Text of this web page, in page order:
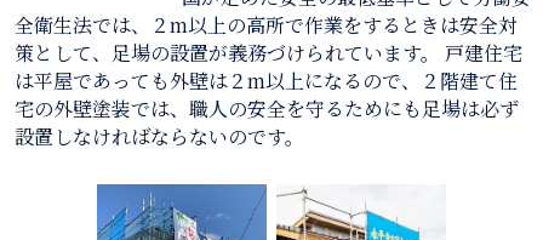
全衛生法では、２m以上の高所で作業をするときは安全対
策として、足場の設置が義務づけられています。 戸建住宅
は平屋であっても外壁は２m以上になるので、２階建て住
宅の外壁塗装では、職人の安全を守るためにも足場は必ず
設置しなければならないのです。